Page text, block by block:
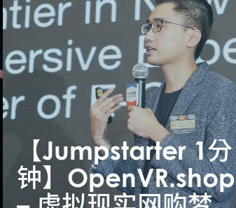
【Jumpstarter 1分
钟】Boutir – 由零起
【Jumpstarter 1分
钟】OpenVR.shop